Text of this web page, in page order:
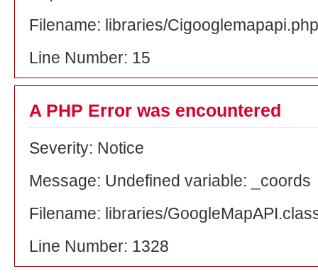
Filename: libraries/Cigooglemapapi.php
Line Number: 15
A PHP Error was encountered
Severity: Notice
Message: Undefined variable: _coords
Filename: libraries/
Line Number: 1328